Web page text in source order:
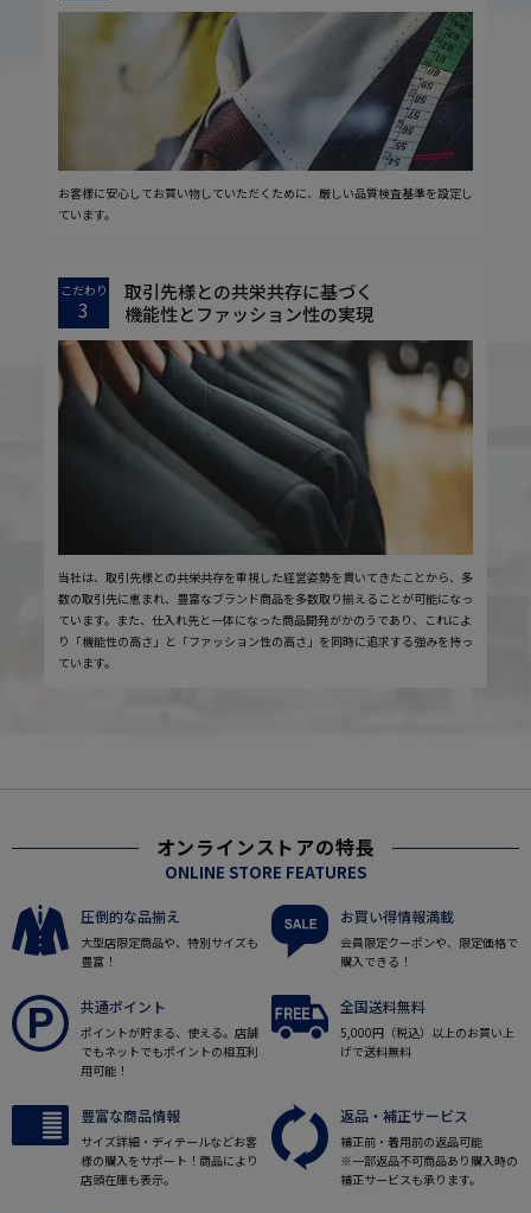
お客様に安心してお買い物していただくために、厳しい品質検査基準を設定し
ています。
こだわり
3
取引先様との共栄共存に基づく
機能性とファッション性の実現
当社は、取引先様との共栄共存を重視した経営姿勢を貫いてきたことから、多
数の取引先に恵まれ、豊富なブランド商品を多数取り揃えることが可能になっ
ています。また、仕入れ先と一体になった商品開発がかのうであり、これによ
り「機能性の高さ」と「ファッション性の高さ」を同時に追求する強みを持っ
ています。
オンラインストアの特長
ONLINE STORE FEATURES
圧倒的な品揃え
大型店限定商品や、特別サイズも
豊富！
お買い得情報満載
会員限定クーポンや、限定価格で
購入できる！
共通ポイント
ポイントが貯まる、使える。店舗
でもネットでもポイントの相互利
用可能！
全国送料無料
5,000円（税込）以上のお買い上
げで送料無料
豊富な商品情報
サイズ詳細・ディテールなどお客
様の購入をサポート！商品により
店頭在庫も表示。
返品・補正サービス
補正前・着用前の返品可能
※一部返品不可商品あり購入時の
補正サービスも承ります。